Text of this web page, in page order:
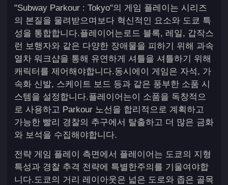
"Subway Parkour : Tokyo"의 게임 플레이는 시리즈
의 본질을 물려받으며보다 혁신적인 요소와 도쿄 특
성을 통합합니다.플레이어는로드 블록, 레일, 갑작스
런 보행자와 같은 다양한 장애물을 피하기 위해 과속
열차 워크샵을 통해 유연하게 셔틀을 셔틀하기 위해
캐릭터를 제어해야합니다.동시에이 게임은 자석, 가
속화 신발, 스케이트 보드 등과 같은 풍부한 소품 시
스템을 설정합니다.플레이어는이 소품을 독창적으
로 사용하고 Parkour 노선을 합리적으로 계획하고
가능한 빨리 경찰의 추구에서 탈출하고 더 많은 금화
와 보석을 수집해야합니다.
전략 게임 플레이 측면에서 플레이어는 도쿄의 지형
특성과 경찰 추격 전략에 특별한주의를 기울여야합
니다.도쿄의 거리 레이아웃은 넓은 도로와 좁은 골목